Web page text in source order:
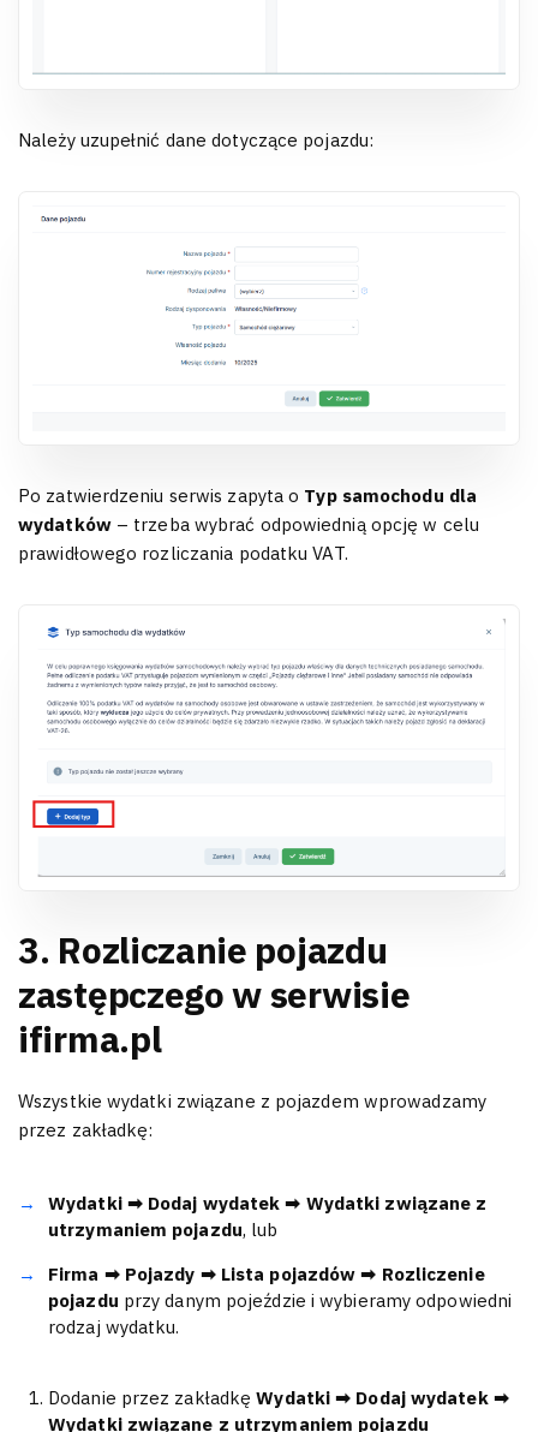
Należy uzupełnić dane dotyczące pojazdu:
Po zatwierdzeniu serwis zapyta o Typ samochodu dla
wydatków– trzeba wybrać odpowiednią opcję w celu
prawidłowego rozliczania podatku VAT.
3. Rozliczanie pojazdu
zastępczego w serwisie
ifirma.pl
Wszystkie wydatki związane z pojazdem wprowadzamy
przez zakładkę:
Wydatki ➡ Dodaj wydatek ➡ Wydatki związane z
utrzymaniem pojazdu, lub
Firma ➡ Pojazdy ➡ Lista pojazdów ➡ Rozliczenie
pojazdu przy danym pojeździe i wybieramy odpowiedni
rodzaj wydatku.
Dodanie przez zakładkęWydatki ➡ Dodaj wydatek ➡
Wydatki związane z utrzymaniem pojazdu